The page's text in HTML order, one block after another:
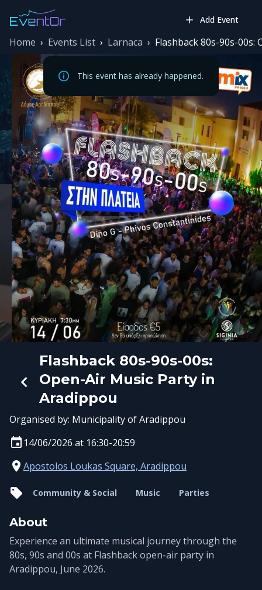
Add Event
This event has already happened.
Home › Events List › Larnaca › Flashback 80s-90s-
Flashback 80s-90s-00s:
Open-Air Music Party in
Aradippou
Organised by: Municipality of Aradippou
14/06/2026 at 16:30-20:59
Apostolos Loukas Square, Aradippou
Community & Social Music Parties
About
Experience an ultimate musical journey through the
80s, 90s and 00s at Flashback open-air party in
Aradippou, June 2026.